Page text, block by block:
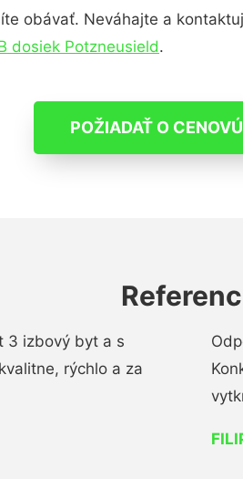
obávať. Neváhajte a
dosiek Potzneusield.
POŽIADAŤ O
3 izbový byt a s
rýchlo a za